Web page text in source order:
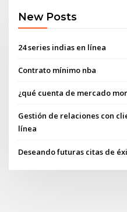
New Posts
24 series indias en línea
Contrato mínimo nba
¿qué cuenta de mercado
Gestión de relaciones con
línea
Deseando futuras citas de